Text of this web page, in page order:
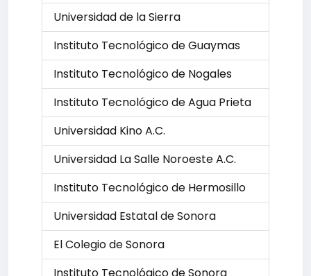
Universidad de la Sierra
Instituto Tecnológico de Guaymas
Instituto Tecnológico de Nogales
Instituto Tecnológico de Agua Prieta
Universidad Kino A.C.
Universidad La Salle Noroeste A.C.
Instituto Tecnológico de Hermosillo
Universidad Estatal de Sonora
El Colegio de Sonora